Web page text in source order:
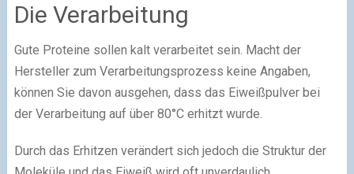
Die Verarbeitung
Gute Proteine sollen kalt verarbeitet sein. Macht der
Hersteller zum Verarbeitungsprozess keine Angaben,
können Sie davon ausgehen, dass das Eiweißpulver bei
der Verarbeitung auf über 80°C erhitzt wurde.
Durch das Erhitzen verändert sich jedoch die Struktur der